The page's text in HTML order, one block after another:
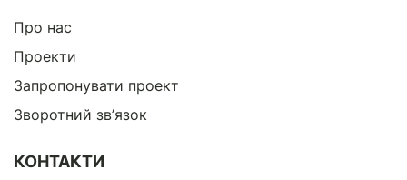
Про нас
Проекти
Запропонувати проект
Зворотний зв’язок
КОНТАКТИ